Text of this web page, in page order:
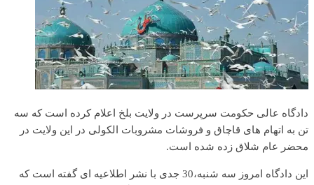
دادگاه عالی حکومت سرپرست در ولایت بلخ اعلام کرده است که سه
تن به اتهام های قاچاق و فروشات مشروبات الکولی در این ولایت در
محضر عام شلاق زده شده است.
این دادگاه امروز سه شنبه،30 جدی با نشر اطلاعیه ای گفته است که